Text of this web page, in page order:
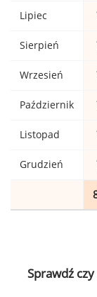
Lipiec
Sierpień
Wrzesień
Październik
Listopad
Grudzień
Sprawdź